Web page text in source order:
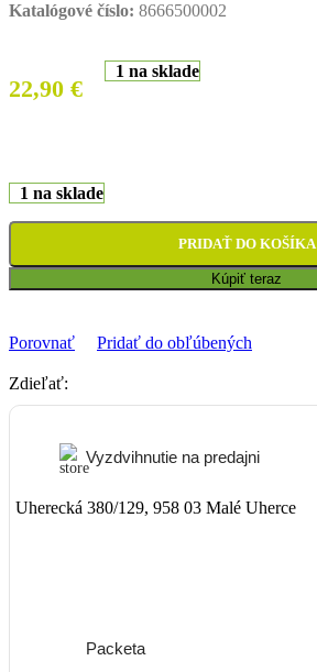
Katalógové číslo: 8666500002
22,90 €
1 na sklade
1 na sklade
PRIDAŤ DO KOŠÍKA
Kúpiť teraz
Porovnať Pridať do obľúbených
Zdieľať:
Vyzdvihnutie na predajni
Uherecká 380/129, 958 03 Malé Uherce
Packeta